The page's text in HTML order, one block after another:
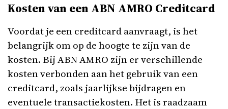
Kosten van een ABN AMRO Creditcard
Voordat je een creditcard aanvraagt, is het
belangrijk om op de hoogte te zijn van de
kosten. Bij ABN AMRO zijn er verschillende
kosten verbonden aan het gebruik van een
creditcard, zoals jaarlijkse bijdragen en
eventuele transactiekosten. Het is raadzaam